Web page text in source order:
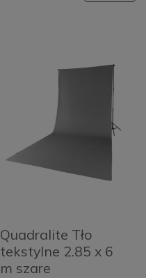
Quadralite Tło
tekstylne 2.85 x 6
m szare